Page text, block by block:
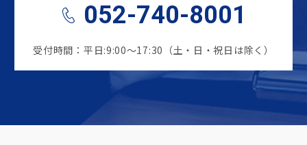
052-740-8001
受付時間：平日:9:00～17:30（土・日・祝日は除く）